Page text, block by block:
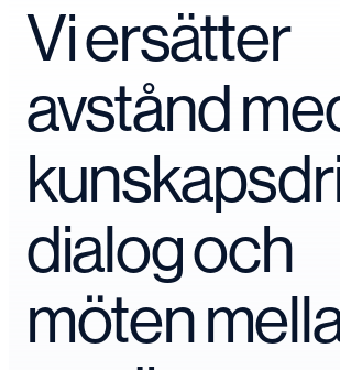
Vi ersätter
avstånd
dialog och
möten